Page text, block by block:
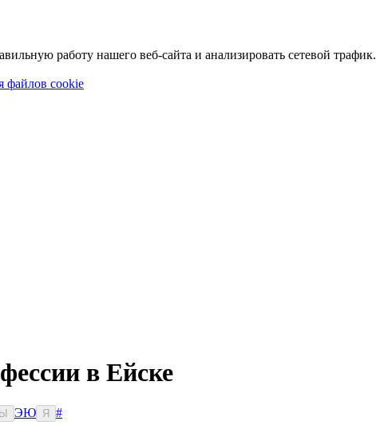
работу нашего веб-сайта и анализировать сетевой трафик.
файлов cookie
в Ейске
Ы ЭЮ Я
#